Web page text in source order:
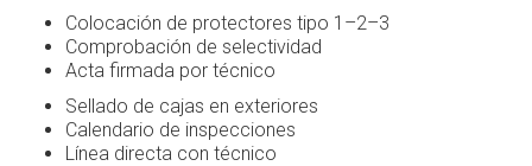
Colocación de protectores tipo 1–2–3
Comprobación de selectividad
Acta firmada por técnico
Sellado de cajas en exteriores
Calendario de inspecciones
Línea directa con técnico